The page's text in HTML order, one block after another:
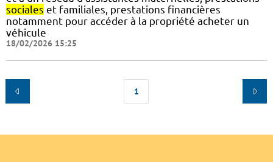
sociales et familiales, prestations financières
notamment pour accéder à la propriété acheter un
véhicule
18/02/2026 15:25
1